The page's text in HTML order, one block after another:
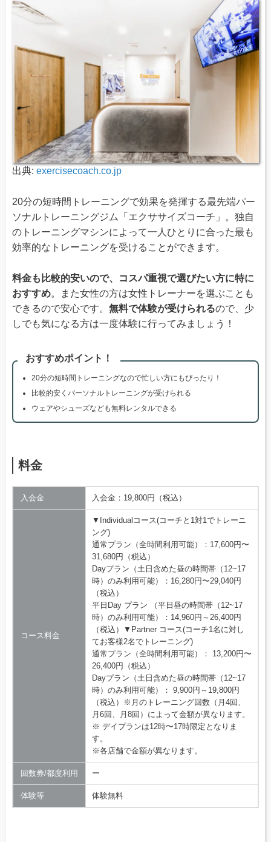
出典: exercisecoach.co.jp
20分の短時間トレーニングで効果を発揮する最先端パー
ソナルトレーニングジム「エクササイズコーチ」。独自
のトレーニングマシンによって一人ひとりに合った最も
効率的なトレーニングを受けることができます。
料金も比較的安いので、コスパ重視で選びたい方に特に
おすすめ。また女性の方は女性トレーナーを選ぶことも
できるので安心です。 無料で体験が受けられるので、少
しでも気になる方は一度体験に行ってみましょう！
おすすめポイント！
20分の短時間トレーニングなので忙しい方にもぴったり！
比較的安くパーソナルトレーニングが受けられる
ウェアやシューズなども無料レンタルできる
料金
入会金 入会金：19,800円（税込）
コース料金
▼Individualコース(コーチと1対1でトレーニ
ング)
通常プラン（全時間利用可能）：17,600円〜
31,680円（税込）
Dayプラン（土日含めた昼の時間帯（12~17
時）のみ利用可能）：16,280円〜29,040円
（税込）
平日Day プラン （平日昼の時間帯（12~17
時）のみ利用可能）：14,960円～26,400円
（税込）▼Partner コース(コーチ1名に対し
てお客様2名でトレーニング)
通常プラン（全時間利用可能）： 13,200円〜
26,400円（税込）
Dayプラン（土日含めた昼の時間帯（12~17
時）のみ利用可能）： 9,900円～19,800円
（税込）※月のトレーニング回数（月4回、
月6回、月8回）によって金額が異なります。
※ デイプランは12時〜17時限定となりま
す。
※各店舗で金額が異なります。
回数券/都度利用 ー
体験等 体験無料